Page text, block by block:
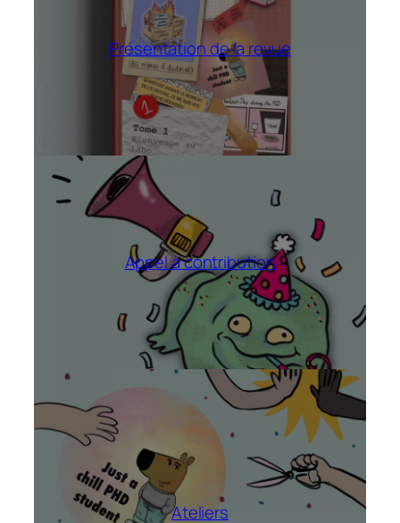
Présentation de la revue
Appel à contribution
Ateliers